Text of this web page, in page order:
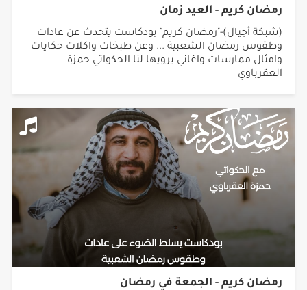
رمضان كريم - العيد زمان
(شبكة أجيال)-"رمضان كريم" بودكاست يتحدث عن عادات
وطقوس رمضان الشعبية ... وعن طبخات واكلات حكايات
وامثال ممارسات واغاني يرويها لنا الحكواتي حمزة
العقرباوي
رمضان كريم - الجمعة في رمضان